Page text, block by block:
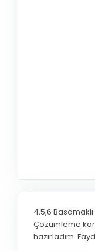
4,5,6
Çözümleme
hazırladım.